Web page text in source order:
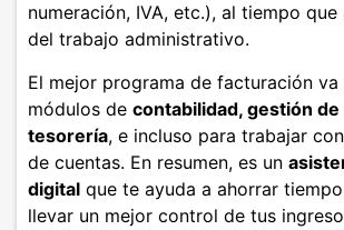
numeración, IVA, etc.), al tiempo que
del trabajo administrativo.
El mejor programa de facturación va
módulos de contabilidad, gestión de
tesorería, e incluso para trabajar
de cuentas. En resumen, es un
digital que te ayuda a ahorrar
llevar un mejor control de tus